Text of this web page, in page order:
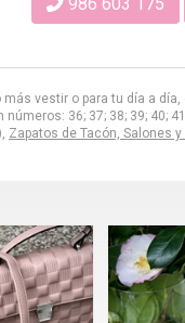
vestir o para tu día a
36; 37; 38; 39; 40;
Zapatos de Tacón, Salones